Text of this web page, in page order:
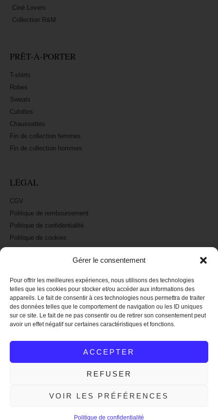
Gérer le consentement
Pour offrir les meilleures expériences, nous utilisons des technologies
telles que les cookies pour stocker et/ou accéder aux informations des
appareils. Le fait de consentir à ces technologies nous permettra de traiter
des données telles que le comportement de navigation ou les ID uniques
sur ce site. Le fait de ne pas consentir ou de retirer son consentement peut
avoir un effet négatif sur certaines caractéristiques et fonctions.
ACCEPTER
REFUSER
VOIR LES PRÉFÉRENCES
Politique de confidentialité
Frais de port offert en France à partir de 50€ de commande !
Ignorer
Ciné Lovers
Collection R&M
PRÊT-À-PORTER
T-shirts
Robes
Sweats
Culottes
Chaussettes
Fin de collection femmes
Fin de collection hommes
LÉGAL
CGV
Politique de remboursement
Politique de confidentialité
Politique de cookies
A PROPOS
La marque Raoul et Marcelle
Nos revendeurs : où nous trouver
Nous suivre sur Instagram
Nous suivre sur Facebook